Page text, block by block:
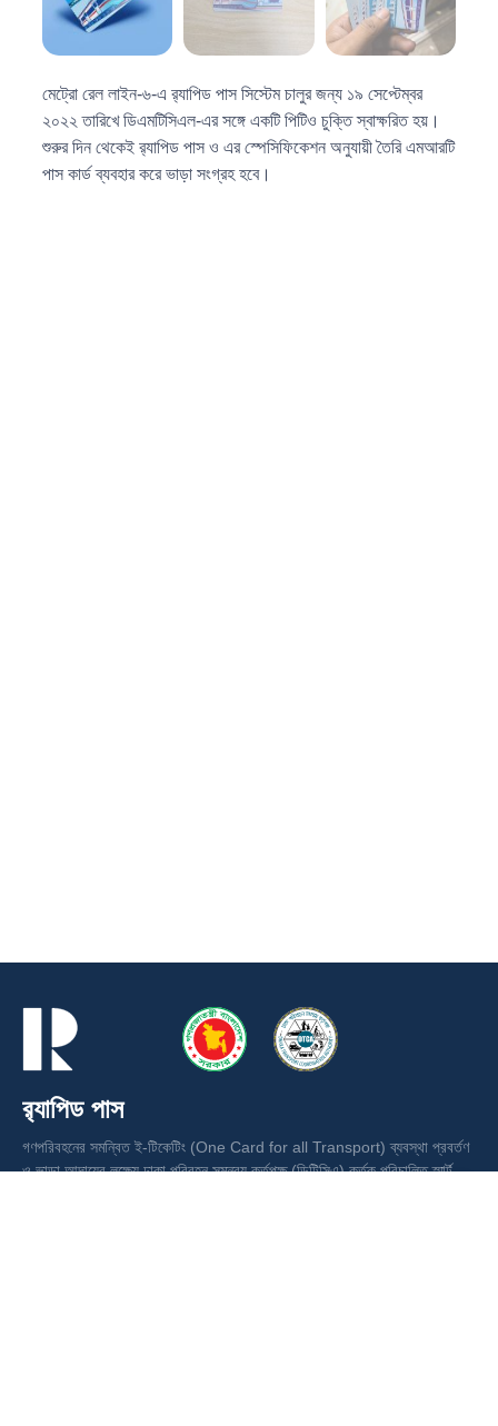
মেট্রো রেল লাইন-৬-এ র‍্যাপিড পাস সিস্টেম চালুর জন্য ১৯ সেপ্টেম্বর
২০২২ তারিখে ডিএমটিসিএল-এর সঙ্গে একটি পিটিও চুক্তি স্বাক্ষরিত হয়।
শুরুর দিন থেকেই র‍্যাপিড পাস ও এর স্পেসিফিকেশন অনুযায়ী তৈরি এমআরটি
পাস কার্ড ব্যবহার করে ভাড়া সংগ্রহ হবে।
র‍্যাপিড পাস
গণপরিবহনের সমন্বিত ই-টিকেটিং (One Card for all Transport) ব্যবস্থা প্রবর্তণ
ও ভাড়া আদায়ের লক্ষ্যে ঢাকা পরিবহন সমন্বয় কর্তৃপক্ষ (ডিটিসিএ) কর্তৃক পরিচালিত স্মার্ট